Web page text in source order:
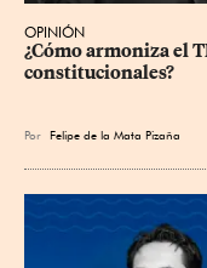
OPINIÓN
¿Cómo armoniza el
constitucionales?
Por Felipe de la Mata Pizaña